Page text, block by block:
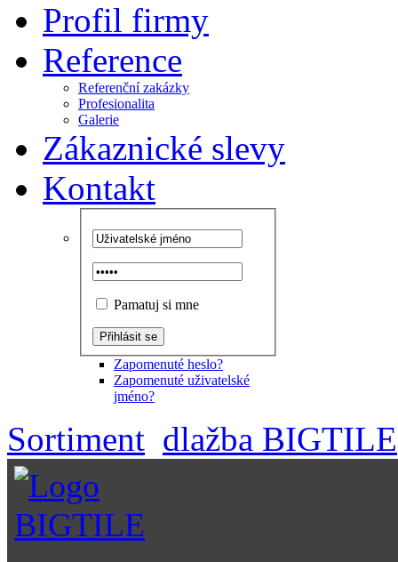
Profil firmy
Reference
Referenční zakázky
Profesionalita
Galerie
Zákaznické slevy
Kontakt
Pamatuj si mne
Zapomenuté heslo?
Zapomenuté uživatelské
jméno?
Sortiment dlažba BIGTILE